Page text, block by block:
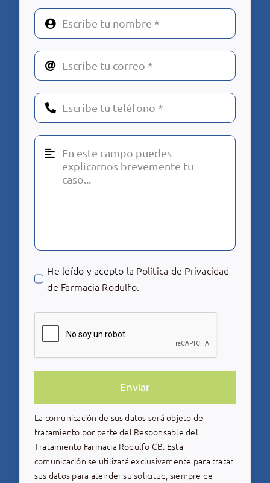
He leído y acepto la Política de Privacidad
de Farmacia Rodulfo.
Enviar
La comunicación de sus datos será objeto de
tratamiento por parte del Responsable del
Tratamiento Farmacia Rodulfo CB. Esta
comunicación se utilizará exclusivamente para tratar
sus datos para atender su solicitud, siempre de